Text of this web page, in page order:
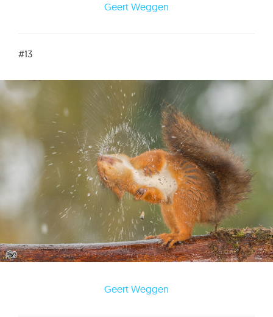
Geert Weggen
#13
Geert Weggen